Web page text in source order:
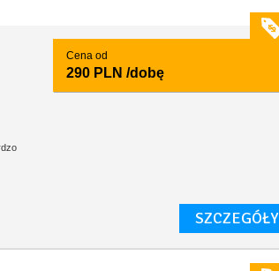
Cena od
290 PLN /dobę
SZCZEGÓŁY